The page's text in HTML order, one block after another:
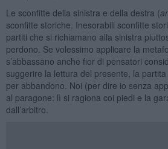
Le sconfitte della sinistra e della destra (
sconfitte storiche. Inesorabili sconfitte
partiti che si richiamano alla sinistra
perdono. Se volessimo applicare la
s’abbassano anche fior di pensatori
suggerire la lettura del presente, la
per abbandono. Noi (per dire io senza
al paragone: lì si ragiona coi piedi e la
dall’arbitro.